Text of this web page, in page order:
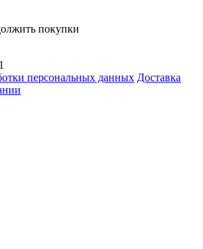
покупки
персональных данных Доставка